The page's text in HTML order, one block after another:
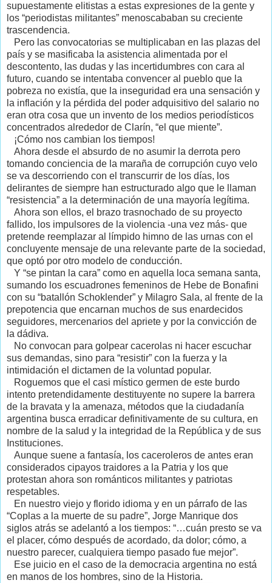
supuestamente elitistas a estas expresiones de la gente y
los “periodistas militantes” menoscababan su creciente
trascendencia.
Pero las convocatorias se multiplicaban en las plazas del
país y se masificaba la asistencia alimentada por el
descontento, las dudas y las incertidumbres con cara al
futuro, cuando se intentaba convencer al pueblo que la
pobreza no existía, que la inseguridad era una sensación y
la inflación y la pérdida del poder adquisitivo del salario no
eran otra cosa que un invento de los medios periodísticos
concentrados alrededor de Clarín, “el que miente”.
¡Cómo nos cambian los tiempos!
Ahora desde el absurdo de no asumir la derrota pero
tomando conciencia de la maraña de corrupción cuyo velo
se va descorriendo con el transcurrir de los días, los
delirantes de siempre han estructurado algo que le llaman
“resistencia” a la determinación de una mayoría legítima.
Ahora son ellos, el brazo trasnochado de su proyecto
fallido, los impulsores de la violencia -una vez más- que
pretende reemplazar al límpido himno de las urnas con el
concluyente mensaje de una relevante parte de la sociedad,
que optó por otro modelo de conducción.
Y “se pintan la cara” como en aquella loca semana santa,
sumando los escuadrones femeninos de Hebe de Bonafini
con su “batallón Schoklender” y Milagro Sala, al frente de la
prepotencia que encarnan muchos de sus enardecidos
seguidores, mercenarios del apriete y por la convicción de
la dádiva.
No convocan para golpear cacerolas ni hacer escuchar
sus demandas, sino para “resistir” con la fuerza y la
intimidación el dictamen de la voluntad popular.
Roguemos que el casi místico germen de este burdo
intento pretendidamente destituyente no supere la barrera
de la bravata y la amenaza, métodos que la ciudadanía
argentina busca erradicar definitivamente de su cultura, en
nombre de la salud y la integridad de la República y de sus
Instituciones.
Aunque suene a fantasía, los caceroleros de antes eran
considerados cipayos traidores a la Patria y los que
protestan ahora son románticos militantes y patriotas
respetables.
En nuestro viejo y florido idioma y en un párrafo de las
“Coplas a la muerte de su padre”, Jorge Manrique dos
siglos atrás se adelantó a los tiempos: “…cuán presto se va
el placer, cómo después de acordado, da dolor; cómo, a
nuestro parecer, cualquiera tiempo pasado fue mejor”.
Ese juicio en el caso de la democracia argentina no está
en manos de los hombres, sino de la Historia.